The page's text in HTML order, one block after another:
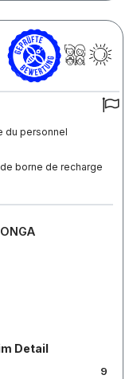
du personnel
borne de recharge
Detail
9